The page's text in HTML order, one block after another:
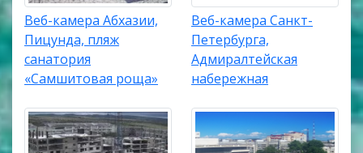
Веб-камера Абхазии,
Пицунда, пляж
санатория
«Самшитовая роща»
Веб-камера Санкт-
Петербурга,
Адмиралтейская
набережная